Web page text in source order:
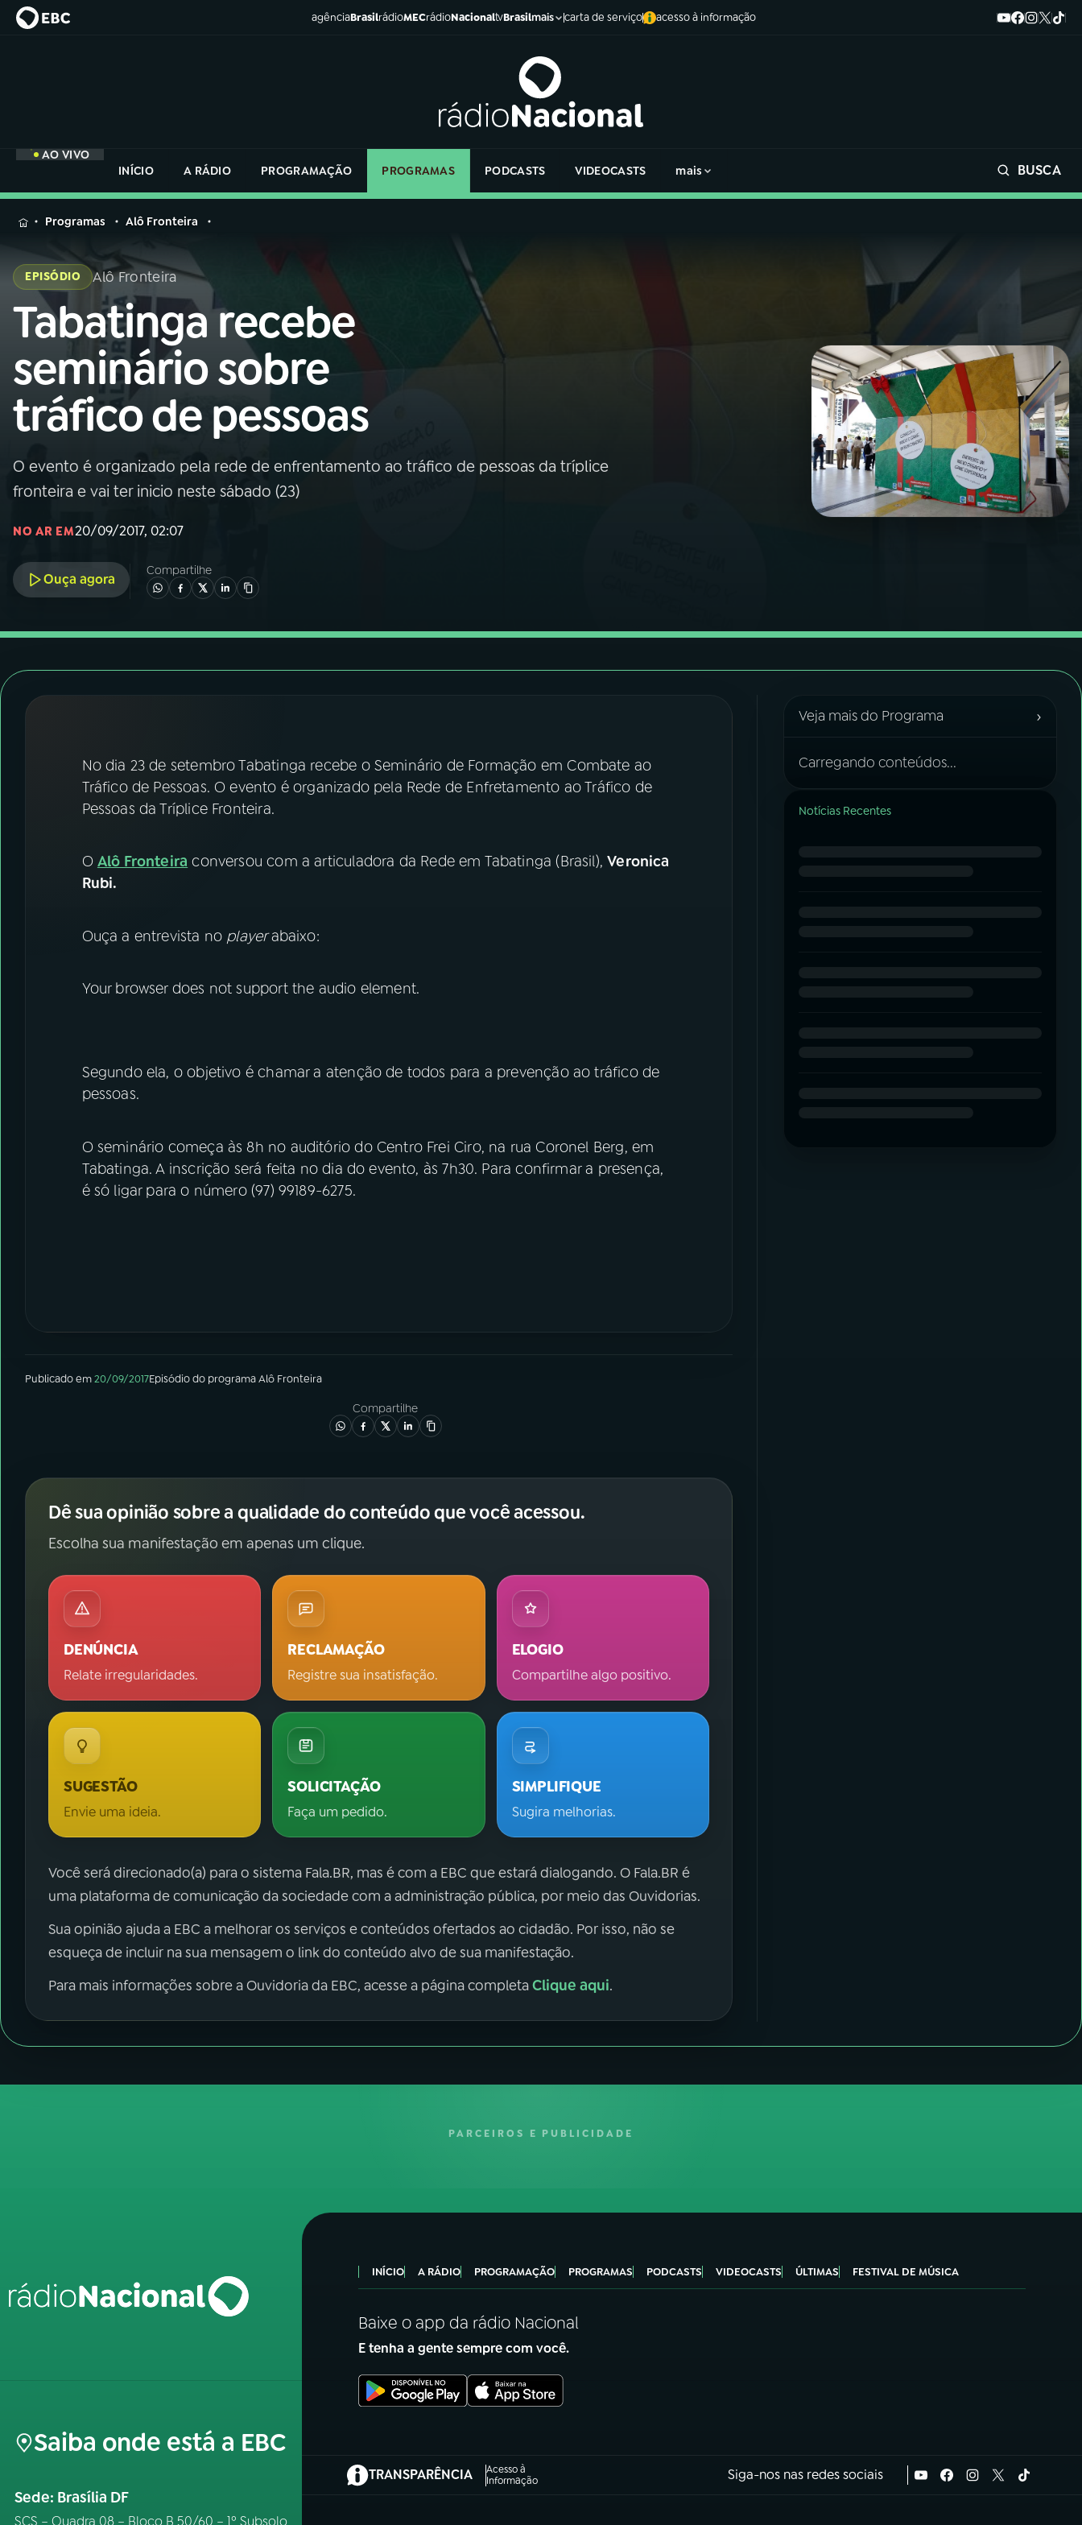
agênciaBrasilrádioMECrádioNacionaltvBrasilmais carta de serviço acesso à informação
AO VIVO
INÍCIO
A RÁDIO PROGRAMAÇÃO PROGRAMAS PODCASTS VIDEOCASTS mais BUSCA
MENU
Buscar
na
Rádio
Nacional
AO VIVO
01INÍCIO
A RÁDIO
04PROGRAMAS
06VIDEOCASTS
FESTIVAL DE MÚSICA
YouTube Facebook
na
Rádio
Nacional
Programas Alô Fronteira
EPISÓDIO Alô Fronteira
Tabatinga recebe
seminário sobre
tráfico de pessoas
O evento é organizado pela rede de enfrentamento ao tráfico de pessoas da tríplice
fronteira e vai ter inicio neste sábado (23)
NO AR EM20/09/2017, 02:07
Ouça agora
Compartilhe
No dia 23 de setembro Tabatinga recebe o Seminário de Formação em Combate ao
Tráfico de Pessoas. O evento é organizado pela Rede de Enfretamento ao Tráfico de
Pessoas da Tríplice Fronteira.
O Alô Fronteira conversou com a articuladora da Rede em Tabatinga (Brasil),Veronica
Rubi.
Ouça a entrevista no playerabaixo:
Your browser does not support the audio element.
Segundo ela, o objetivo é chamar a atenção de todos para a prevenção ao tráfico de
pessoas.
O seminário começa às 8h no auditório do Centro Frei Ciro, na rua Coronel Berg, em
Tabatinga. A inscrição será feita no dia do evento, às 7h30. Para confirmar a presença,
é só ligar para o número (97) 99189-6275.
Publicado em20/09/2017Episódiodo programaAlô Fronteira
Compartilhe
Dê sua opinião sobre a qualidade do conteúdo que você acessou.
Escolha sua manifestação em apenas um clique.
DENÚNCIA
Relate irregularidades.
RECLAMAÇÃO
Registre sua insatisfação.
ELOGIO
Compartilhe algo positivo.
SUGESTÃO
Envie uma ideia.
SOLICITAÇÃO
Faça um pedido.
SIMPLIFIQUE
Sugira melhorias.
Você será direcionado(a) para o sistema Fala.BR, mas é com a EBC que estará dialogando. O Fala.BR é
uma plataforma de comunicação da sociedade com a administração pública, por meio das Ouvidorias.
Sua opinião ajuda a EBC a melhorar os serviços e conteúdos ofertados ao cidadão. Por isso, não se
esqueça de incluir na sua mensagem o link do conteúdo alvo de sua manifestação.
Para mais informações sobre a Ouvidoria da EBC, acesse a página completaClique aqui.
Veja mais do Programa ›
Carregando conteúdos...
Notícias Recentes
PARCEIROS E PUBLICIDADE
Saiba onde está a EBC
Sede: Brasília DF
SCS – Quadra 08 – Bloco B 50/60 – 1º Subsolo
INÍCIO A RÁDIO PROGRAMAÇÃO PROGRAMAS PODCASTS VIDEOCASTS ÚLTIMAS FESTIVAL DE MÚSICA
Baixe o app da rádio Nacional
E tenha a gente sempre com você.
TRANSPARÊNCIA
Acesso à
Informação
(abre em nova aba) Siga-nos nas redes sociais